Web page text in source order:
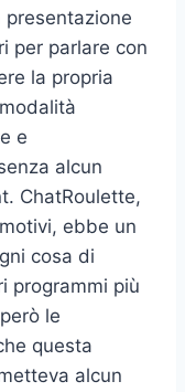
per parlare con
la propria
e
alcun
ChatRoulette,
ebbe un
cosa di
programmi più
le
questa
alcun